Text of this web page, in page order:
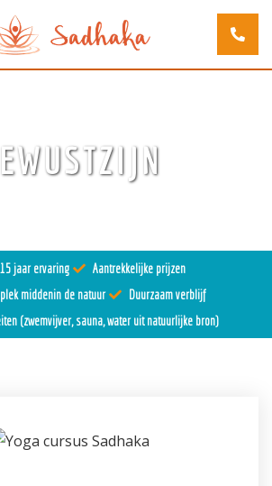
jaar ervaring
Aantrekkelijke prijzen
middenin de natuur
Duurzaam verblijf
(zwemvijver, sauna, water uit natuurlijke bron)